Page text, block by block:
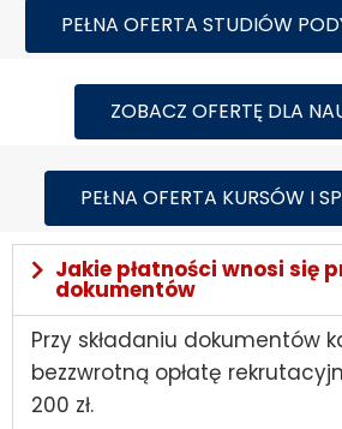
PEŁNA OFERTA STUDIÓW
ZOBACZ OFERTĘ DLA
PEŁNA OFERTA KURSÓW I
Jakie płatności wnosi się
dokumentów
Przy składaniu dokumentów
bezzwrotną opłatę
200 zł.